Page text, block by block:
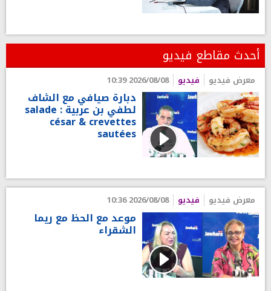
أحدث مقاطع فيديو
معرض فيديو فيديو 2026/08/08 10:39
دبارة صيافي مع الشاف
لطفي بن عربية : salade
césar & crevettes
sautées
معرض فيديو فيديو 2026/08/08 10:36
موعد مع الحظ مع ريما
الشقراء